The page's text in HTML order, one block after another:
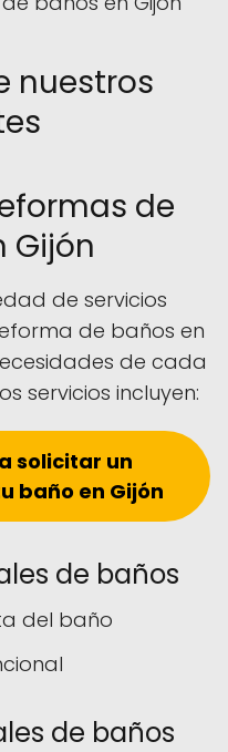
nuestros
de
Gijón
de servicios
de baños en
de cada
servicios incluyen:
solicitar un
baño en Gijón
de baños
del baño
de baños